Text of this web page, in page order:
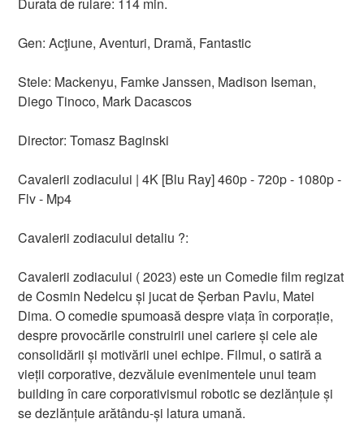
Gen: Acţiune, Aventuri, Dramă, Fantastic
Stele: Mackenyu, Famke Janssen, Madison Iseman,
Diego Tinoco, Mark Dacascos
Director: Tomasz Baginski
Cavalerii zodiacului | 4K [Blu Ray] 460p - 720p - 1080p -
Flv - Mp4
Cavalerii zodiacului detaliu ?:
Cavalerii zodiacului ( 2023) este un Comedie film regizat
de Cosmin Nedelcu și jucat de Șerban Pavlu, Matei
Dima. O comedie spumoasă despre viața în corporație,
despre provocările construirii unei cariere și cele ale
consolidării și motivării unei echipe. Filmul, o satiră a
vieții corporative, dezvăluie evenimentele unui team
building în care corporativismul robotic se dezlănțuie și
se dezlănțuie arătându-și latura umană.